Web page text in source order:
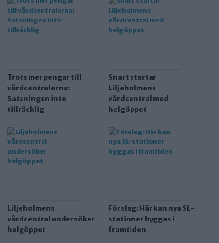
Trots mer pengar till
vårdcentralerna:
Satsningen inte
tillräcklig
Snart startar
Liljeholmens
vårdcentral med
helgöppet
Liljeholmens
vårdcentral undersöker
helgöppet
Förslag: Här kan nya SL-
stationer byggas i
framtiden